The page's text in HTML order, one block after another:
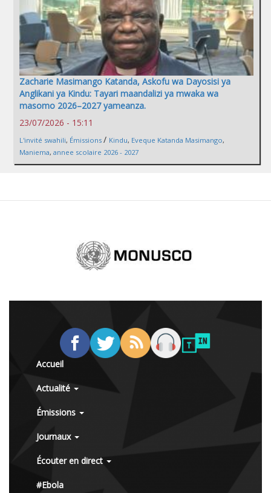
Zacharie Masimango Katanda, Askofu wa Dayosisi ya
Anglikani ya Kindu: Tayari maandalizi ya mwaka wa
masomo 2026–2027 yameanza.
23/07/2026 - 15:11
L'invité swahili, Émissions / Kindu, Eveque Katanda Masimango,
Maniema, annee scolaire 2026 - 2027
Accueil
Actualité
Émissions
Journaux
Écouter en direct
#Ebola